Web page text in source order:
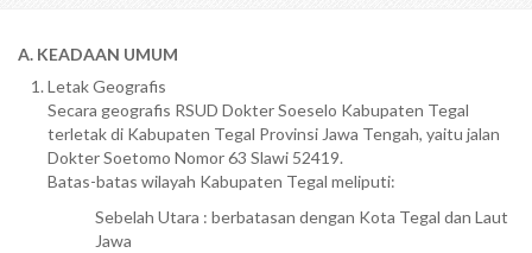
A. KEADAAN UMUM
Letak Geografis
Secara geografis RSUD Dokter Soeselo Kabupaten Tegal
terletak di Kabupaten Tegal Provinsi Jawa Tengah, yaitu jalan
Dokter Soetomo Nomor 63 Slawi 52419.
Batas-batas wilayah Kabupaten Tegal meliputi:
Sebelah Utara : berbatasan dengan Kota Tegal dan Laut
Jawa